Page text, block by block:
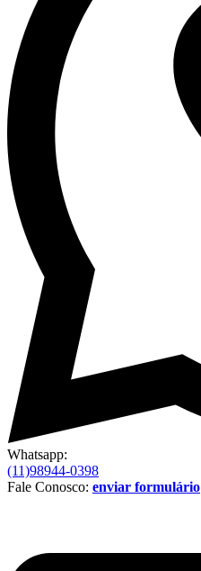
Whatsapp:
(11)98944-0398
Fale Conosco: enviar formulário